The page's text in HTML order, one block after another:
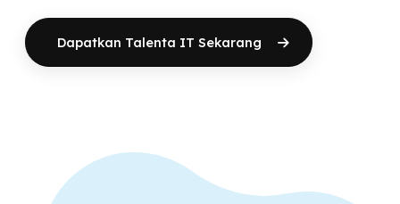
Dapatkan Talenta IT Sekarang